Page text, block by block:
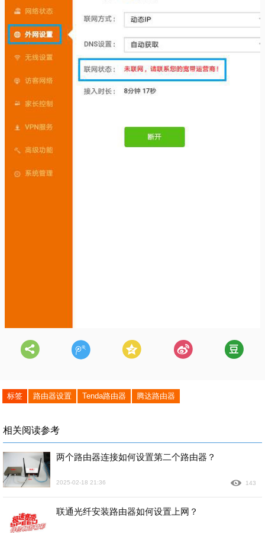
标签 路由器设置 Tenda路由器 腾达路由器
相关阅读参考
两个路由器连接如何设置第二个路由器？
2025-02-18 21:36 143
联通光纤安装路由器如何设置上网？